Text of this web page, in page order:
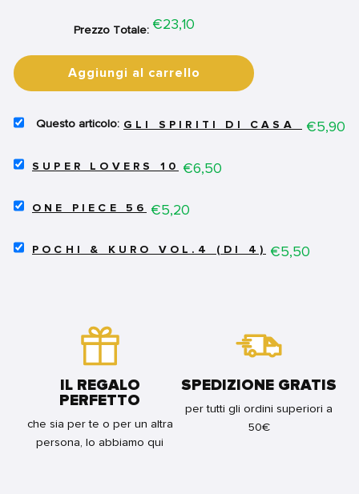
Prezzo Totale: Price
€23,10
Aggiungi al carrello
SELECT
DI
14
GLI SPIRITI DI CASA Price
€5,90
SELECT
10
SUPER LOVERS 10 Price
€6,50
SELECT
56
ONE PIECE 56 Price
€5,20
SELECT
POCHI & KURO VOL.4 (DI 4) Price
€5,50
IL REGALO
PERFETTO
che sia per te o per un altra
persona, lo abbiamo qui
SPEDIZIONE GRATIS
per tutti gli ordini superiori a
50€